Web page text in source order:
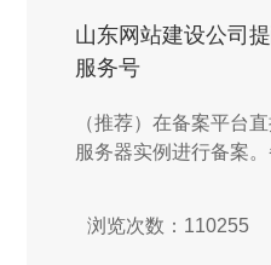
山东网站建设公司
服务号
（推荐）在备案平台
服务器实例进行备案
台通过备案服务号进
浏览次数：110255